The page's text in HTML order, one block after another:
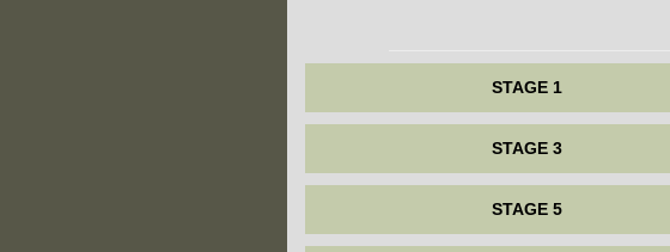
STAGE 1
STAGE 3
STAGE 5